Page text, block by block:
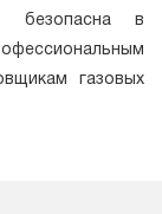
безопасна в
газовых